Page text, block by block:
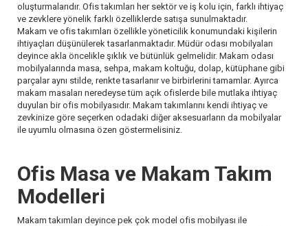
oluşturmalarıdır. Ofis takımları her sektör ve iş kolu için, farklı ihtiyaç
ve zevklere yönelik farklı özelliklerde satışa sunulmaktadır.
Makam ve ofis takımları özellikle yöneticilik konumundaki kişilerin
ihtiyaçları düşünülerek tasarlanmaktadır. Müdür odası mobilyaları
deyince akla öncelikle şıklık ve bütünlük gelmelidir. Makam odası
mobilyalarında masa, sehpa, makam koltuğu, dolap, kütüphane gibi
parçalar aynı stilde, renkte tasarlanır ve birbirlerini tamamlar. Ayırca
makam masaları neredeyse tüm açık ofislerde bile mutlaka ihtiyaç
duyulan bir ofis mobilyasıdır. Makam takımlarını kendi ihtiyaç ve
zevkinize göre seçerken odadaki diğer aksesuarların da mobilyalar
ile uyumlu olmasına özen göstermelisiniz.
Ofis Masa ve Makam Takım
Modelleri
Makam takımları deyince pek çok model ofis mobilyası ile